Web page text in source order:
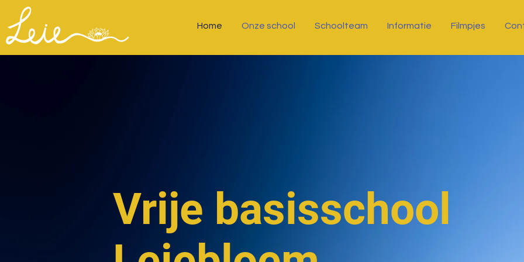
Home Onze school Schoolteam Informatie Filmpjes
Vrije basisschool